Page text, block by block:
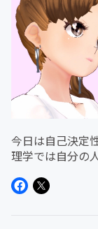
今日は自己決定
理学では自分の
困難にしている